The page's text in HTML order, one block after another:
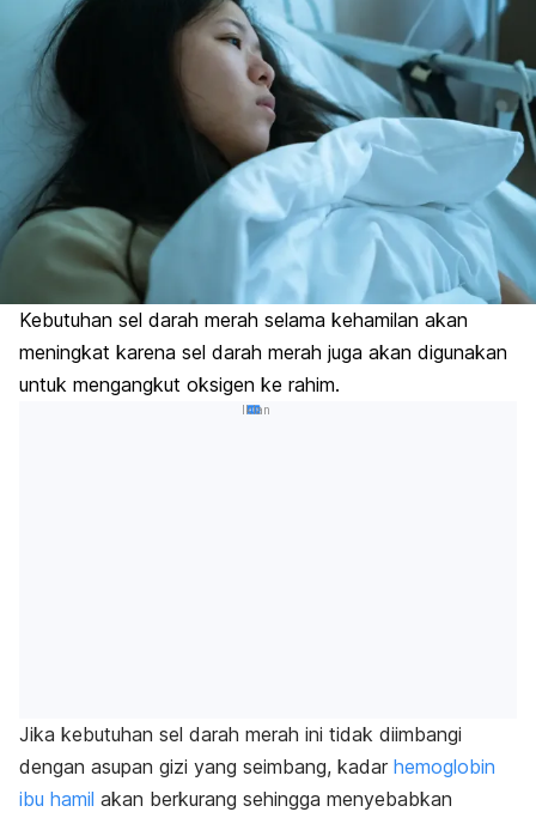
Kebutuhan sel darah merah selama kehamilan akan
meningkat karena sel darah merah juga akan digunakan
untuk mengangkut oksigen ke rahim.
Iklan
Jika kebutuhan sel darah merah ini tidak diimbangi
dengan asupan gizi yang seimbang, kadar hemoglobin
ibu hamil akan berkurang sehingga menyebabkan